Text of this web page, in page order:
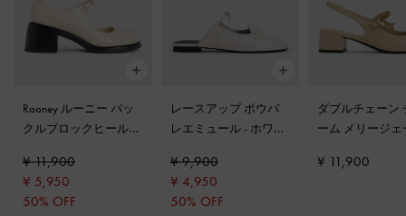
Rooney ルーニー バッ
クルブロックヒールメ
ク
¥ 11,900
¥ 5,950
50% OFF
レースアップ ボウバ
レエミュール- ホワイ
¥ 9,900
¥ 4,950
50% OFF
ダブルチェーン
ーム メリージェ
ス -チョーク
¥ 11,900